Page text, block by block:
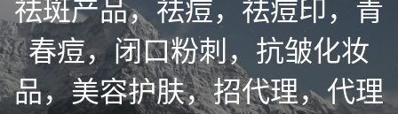
祛斑产品，祛痘，祛痘印，青
春痘，闭口粉刺，抗皱化妆
品，美容护肤，招代理，代理